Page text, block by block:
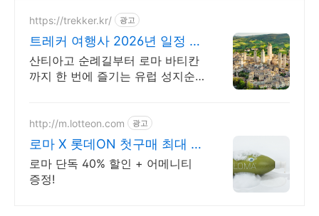
https://trekker.kr/ 광고
트레커 여행사 2026년 일정 마
감임박
산티아고 순례길부터 로마 바티칸
까지 한 번에 즐기는 유럽 성지순
동행 패키지
http://m.lotteon.com 광고
로마 X 롯데ON 첫구매 최대 5
천원 혜택!
로마 단독 40% 할인 + 어메니티
증정!